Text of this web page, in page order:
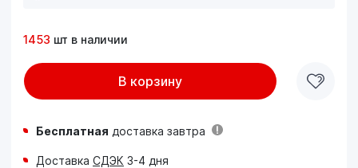
1453 шт в наличии
В корзину
Бесплатная доставка завтра
Доставка СДЭК 3-4 дня